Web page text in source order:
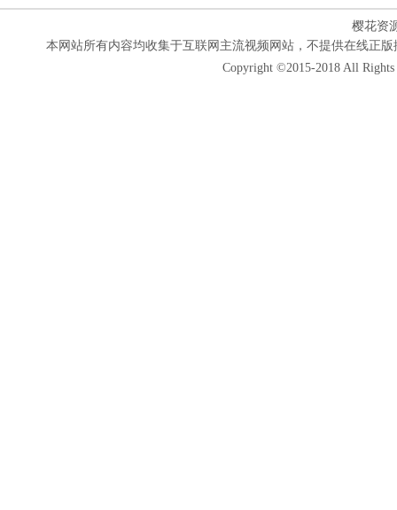
樱花资
本网站所有内容均收集于互联网主流视频网站，不提供在线正
Copyright ©2015-2018 All Rights